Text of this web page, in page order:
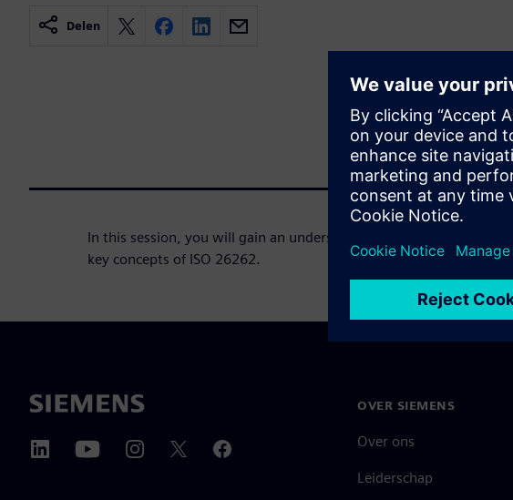
Delen
In this session, you will gain an understanding of the core mission,
key concepts of ISO 26262.
OVER SIEMENS
Over ons
Leiderschap